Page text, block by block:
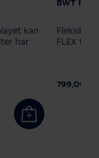
kan
har
BWT
FLEX
799,00